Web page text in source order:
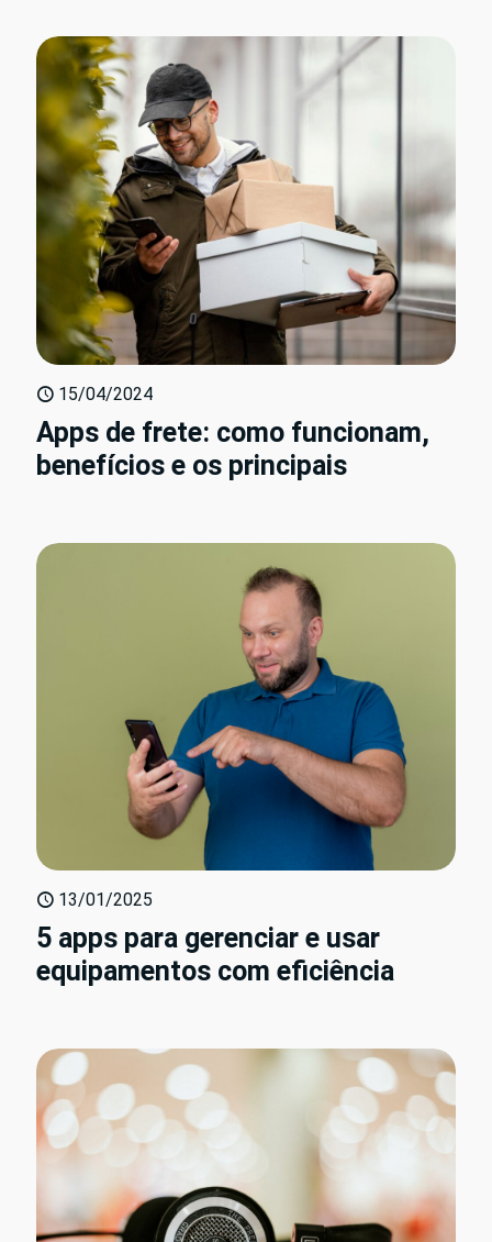
15/04/2024
Apps de frete: como funcionam,
benefícios e os principais
13/01/2025
5 apps para gerenciar e usar
equipamentos com eficiência